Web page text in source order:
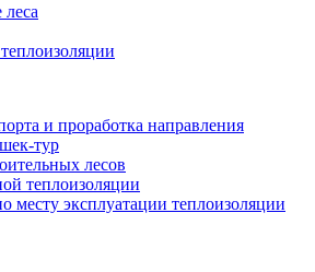
и проработка направления
тур
лесов
теплоизоляции
месту эксплуатации теплоизоляции